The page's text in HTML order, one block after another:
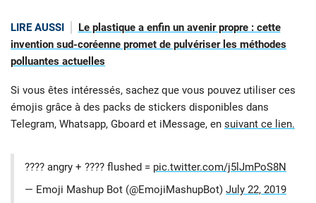
LIRE AUSSI
Le plastique a enfin un avenir propre : cette
invention sud-coréenne promet de pulvériser les méthodes
polluantes actuelles
Si vous êtes intéressés, sachez que vous pouvez utiliser ces
émojis grâce à des packs de stickers disponibles dans
Telegram, Whatsapp, Gboard et iMessage, en suivant ce lien.
???? angry + ???? flushed = pic.twitter.com/j5lJmPoS8N
— Emoji Mashup Bot (@EmojiMashupBot) July 22, 2019